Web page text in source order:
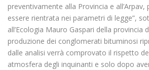
preventivamente alla Provincia e
essere rientrata nei parametri di legge”,
all’Ecologia Mauro Gaspari della provincia
produzione dei conglomerati bituminosi
dalle analisi verrà comprovato il rispetto
atmosfera degli inquinanti e solo dopo